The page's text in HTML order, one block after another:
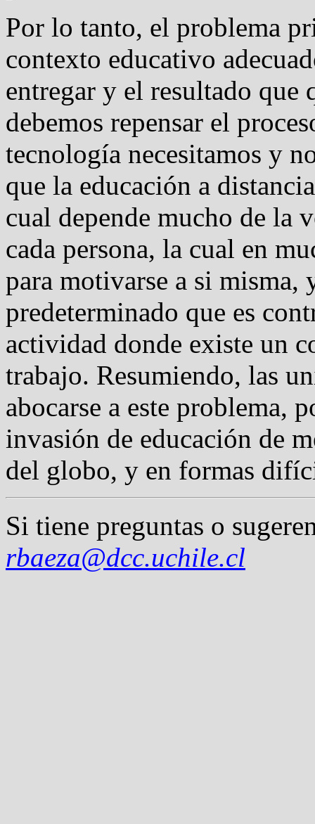
Por lo tanto, el problema
contexto educativo
entregar y el resultado que
debemos repensar el
tecnología necesitamos y
que la educación a
cual depende mucho de la
cada persona, la cual en
para motivarse a si misma,
predeterminado que es
actividad donde existe un
trabajo. Resumiendo, las
abocarse a este problema,
invasión de educación de
del globo, y en formas
Si tiene preguntas o
rbaeza@dcc.uchile.cl